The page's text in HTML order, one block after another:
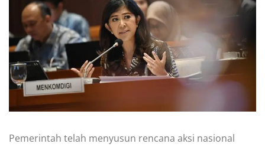
Pemerintah telah menyusun rencana aksi nasional